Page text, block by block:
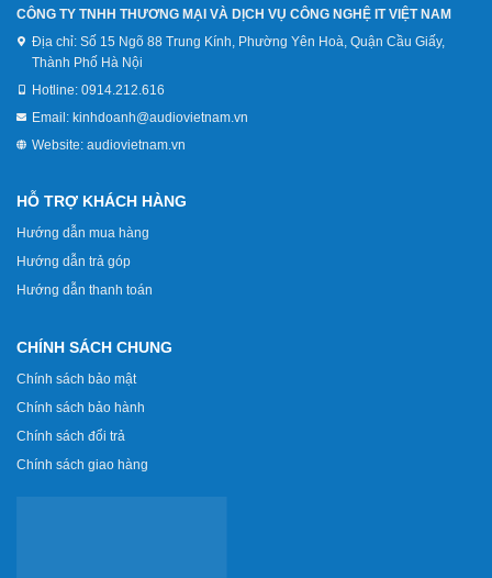
CÔNG TY TNHH THƯƠNG MẠI VÀ DỊCH VỤ CÔNG NGHỆ IT VIỆT NAM
Địa chỉ: Số 15 Ngõ 88 Trung Kính, Phường Yên Hoà, Quận Cầu Giấy,
Thành Phố Hà Nội
Hotline: 0914.212.616
Email: kinhdoanh@audiovietnam.vn
Website: audiovietnam.vn
HỖ TRỢ KHÁCH HÀNG
Hướng dẫn mua hàng
Hướng dẫn trả góp
Hướng dẫn thanh toán
CHÍNH SÁCH CHUNG
Chính sách bảo mật
Chính sách bảo hành
Chính sách đổi trả
Chính sách giao hàng